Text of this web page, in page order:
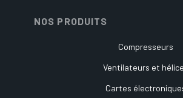
NOS PRODUITS
Compresseurs
Ventilateurs et
Cartes